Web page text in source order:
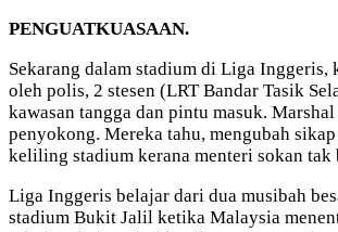
PENGUATKUASAAN.
Sekarang dalam stadium di Liga Inggeris,
oleh polis, 2 stesen (LRT Bandar Tasik
kawasan tangga dan pintu masuk.
penyokong. Mereka tahu, mengubah
keliling stadium kerana menteri sokan tak
Liga Inggeris belajar dari dua musibah
stadium Bukit Jalil ketika Malaysia